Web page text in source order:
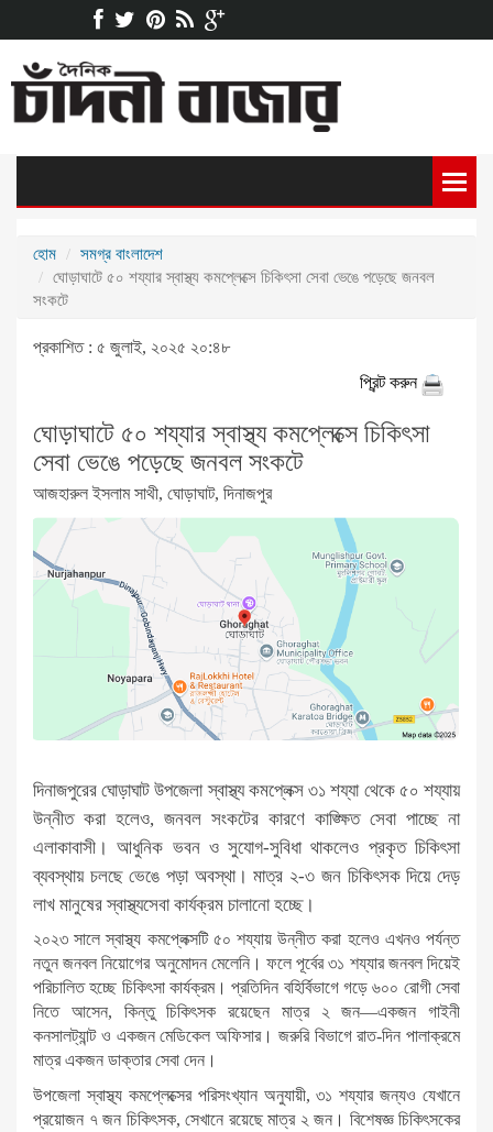
হোম
সমগ্র বাংলাদেশ
ঘোড়াঘাটে ৫০ শয্যার স্বাস্থ্য কমপ্লেক্সে চিকিৎসা সেবা ভেঙে পড়েছে জনবল
সংকটে
প্রকাশিত : ৫ জুলাই, ২০২৫ ২০:৪৮
প্রিন্ট করুন
ঘোড়াঘাটে ৫০ শয্যার স্বাস্থ্য কমপ্লেক্সে চিকিৎসা
সেবা ভেঙে পড়েছে জনবল সংকটে
আজহারুল ইসলাম সাথী, ঘোড়াঘাট, দিনাজপুর
দিনাজপুরের ঘোড়াঘাট উপজেলা স্বাস্থ্য কমপ্লেক্স ৩১ শয্যা থেকে ৫০ শয্যায়
উন্নীত করা হলেও, জনবল সংকটের কারণে কাঙ্ক্ষিত সেবা পাচ্ছে না
এলাকাবাসী। আধুনিক ভবন ও সুযোগ-সুবিধা থাকলেও প্রকৃত চিকিৎসা
ব্যবস্থায় চলছে ভেঙে পড়া অবস্থা। মাত্র ২-৩ জন চিকিৎসক দিয়ে দেড়
লাখ মানুষের স্বাস্থ্যসেবা কার্যক্রম চালানো হচ্ছে।
২০২৩ সালে স্বাস্থ্য কমপ্লেক্সটি ৫০ শয্যায় উন্নীত করা হলেও এখনও পর্যন্ত
নতুন জনবল নিয়োগের অনুমোদন মেলেনি। ফলে পূর্বের ৩১ শয্যার জনবল দিয়েই
পরিচালিত হচ্ছে চিকিৎসা কার্যক্রম। প্রতিদিন বহির্বিভাগে গড়ে ৬০০ রোগী সেবা
নিতে আসেন, কিন্তু চিকিৎসক রয়েছেন মাত্র ২ জন—একজন গাইনী
কনসালট্যান্ট ও একজন মেডিকেল অফিসার। জরুরি বিভাগে রাত-দিন পালাক্রমে
মাত্র একজন ডাক্তার সেবা দেন।
উপজেলা স্বাস্থ্য কমপ্লেক্সের পরিসংখ্যান অনুযায়ী, ৩১ শয্যার জন্যও যেখানে
প্রয়োজন ৭ জন চিকিৎসক, সেখানে রয়েছে মাত্র ২ জন। বিশেষজ্ঞ চিকিৎসকের